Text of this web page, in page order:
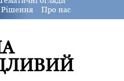
Рішення Про нас